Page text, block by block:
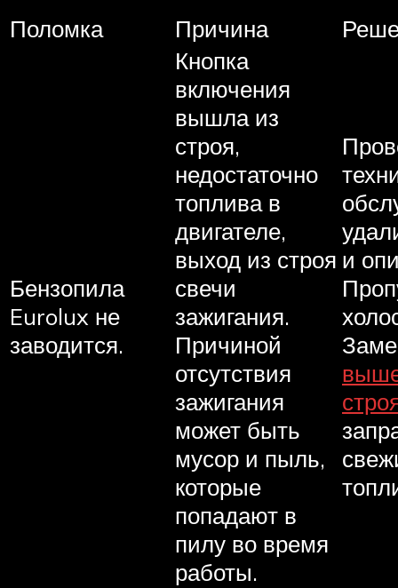
Поломка
Причина
Бензопила
Eurolux не
заводится.
Кнопка
включения
вышла из
строя,
недостаточно
топлива в
двигателе,
выход из строя
свечи
зажигания.
Причиной
отсутствия
зажигания
может быть
мусор и пыль,
которые
попадают в
пилу во время
работы.
и